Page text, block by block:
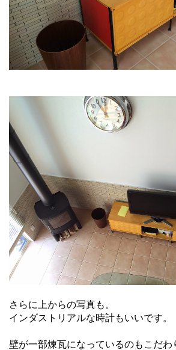
さらに上からの写真も。
インダストリアルな時計もいいです。
壁が一部煉瓦になっているのもこだわ